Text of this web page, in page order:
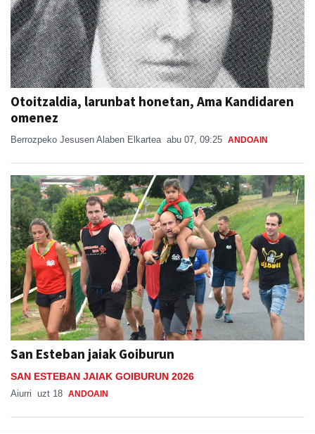
Otoitzaldia, larunbat honetan, Ama Kandidaren
omenez
Berrozpeko Jesusen Alaben Elkartea abu 07, 09:25 ANDOAIN
San Esteban jaiak Goiburun
SAN ESTEBAN JAIAK GOIBURUN 2026
Aiurri uzt 18 ANDOAIN